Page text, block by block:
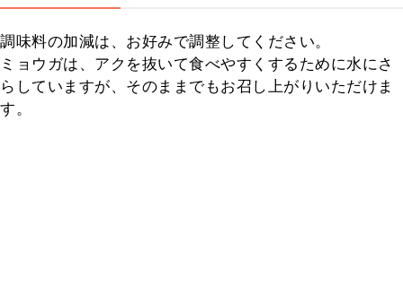
調味料の加減は、お好みで調整してください。
ミョウガは、アクを抜いて食べやすくするために水にさ
らしていますが、そのままでもお召し上がりいただけま
す。